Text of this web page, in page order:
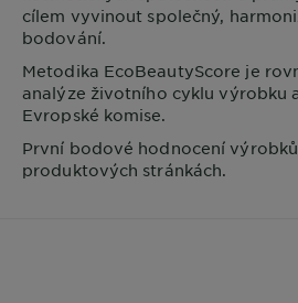
cílem vyvinout společný,
bodování.
Metodika EcoBeautyScore je
analýze životního cyklu výrobku
Evropské komise.
První bodové hodnocení
produktových stránkách.